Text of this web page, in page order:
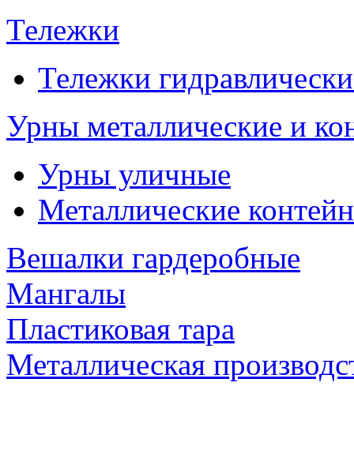
Тележки
Тележки
Урны металлические и
Урны уличные
Металлические
Вешалки гардеробные
Мангалы
Пластиковая тара
Металлическая